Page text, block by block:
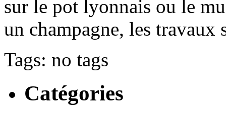
sur le pot lyonnais ou le
un champagne, les
Tags: no tags
Catégories